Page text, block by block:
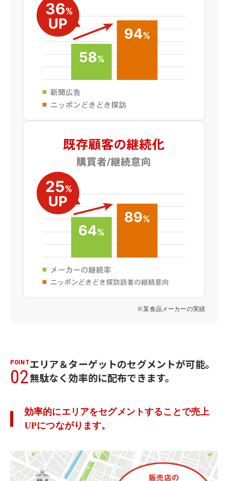
※某食品メーカーの実績
POINT
02
エリア＆ターゲットのセグメントが可能。
無駄なく効率的に配布できます。
効率的にエリアをセグメントすることで売上
UPにつながります。